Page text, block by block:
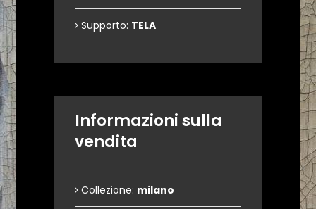
Supporto: TELA
Informazioni sulla
vendita
Collezione: milano